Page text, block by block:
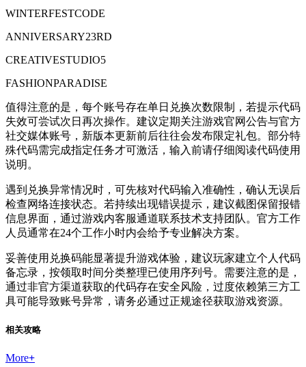
WINTERFESTCODE
ANNIVERSARY23RD
CREATIVESTUDIO5
FASHIONPARADISE
值得注意的是，每个账号存在单日兑换次数限制，若提示代码
失效可尝试次日再次操作。建议定期关注游戏官网公告与官方
社交媒体账号，新版本更新前后往往会发布限定礼包。部分特
殊代码需完成指定任务才可激活，输入前请仔细阅读代码使用
说明。
遇到兑换异常情况时，可先核对代码输入准确性，确认无误后
检查网络连接状态。若持续出现错误提示，建议截图保留报错
信息界面，通过游戏内客服通道联系技术支持团队。官方工作
人员通常在24个工作小时内会给予专业解决方案。
妥善使用兑换码能显著提升游戏体验，建议玩家建立个人代码
备忘录，按领取时间分类整理已使用序列号。需要注意的是，
通过非官方渠道获取的代码存在安全风险，过度依赖第三方工
具可能导致账号异常，请务必通过正规途径获取游戏资源。
相关攻略
More+